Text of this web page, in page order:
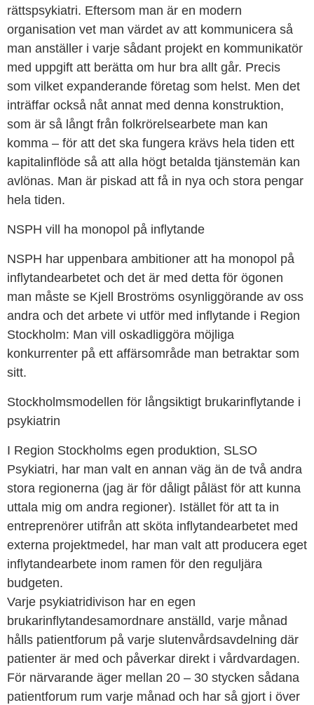
rättspsykiatri. Eftersom man är en modern
organisation vet man värdet av att kommunicera så
man anställer i varje sådant projekt en kommunikatör
med uppgift att berätta om hur bra allt går. Precis
som vilket expanderande företag som helst. Men det
inträffar också nåt annat med denna konstruktion,
som är så långt från folkrörelsearbete man kan
komma – för att det ska fungera krävs hela tiden ett
kapitalinflöde så att alla högt betalda tjänstemän kan
avlönas. Man är piskad att få in nya och stora pengar
hela tiden.
NSPH vill ha monopol på inflytande
NSPH har uppenbara ambitioner att ha monopol på
inflytandearbetet och det är med detta för ögonen
man måste se Kjell Broströms osynliggörande av oss
andra och det arbete vi utför med inflytande i Region
Stockholm: Man vill oskadliggöra möjliga
konkurrenter på ett affärsområde man betraktar som
sitt.
Stockholmsmodellen för långsiktigt brukarinflytande i
psykiatrin
I Region Stockholms egen produktion, SLSO
Psykiatri, har man valt en annan väg än de två andra
stora regionerna (jag är för dåligt påläst för att kunna
uttala mig om andra regioner). Istället för att ta in
entreprenörer utifrån att sköta inflytandearbetet med
externa projektmedel, har man valt att producera eget
inflytandearbete inom ramen för den reguljära
budgeten.
Varje psykiatridivison har en egen
brukarinflytandesamordnare anställd, varje månad
hålls patientforum på varje slutenvårdsavdelning där
patienter är med och påverkar direkt i vårdvardagen.
För närvarande äger mellan 20 – 30 stycken sådana
patientforum rum varje månad och har så gjort i över